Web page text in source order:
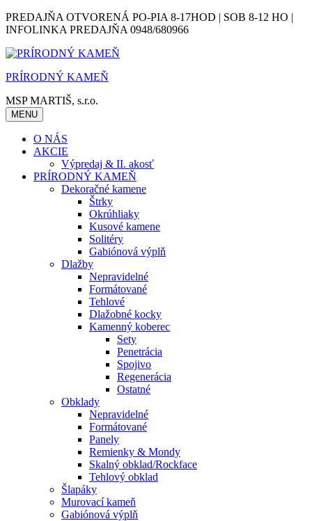
Skip
to
PREDAJŇA OTVORENÁ PO-PIA 8-17HOD | SOB 8-12 HO |
INFOLINKA PREDAJŇA 0948/680966
PRÍRODNÝ KAMEŇ
MSP MARTIŠ, s.r.o.
MENU
O NÁS
AKCIE
Výpredaj & II. akosť
PRÍRODNÝ KAMEŇ
Dekoračné kamene
Štrky
Okrúhliaky
Kusové kamene
Solitéry
Gabiónová výplň
Dlažby
Nepravidelné
Formátované
Tehlové
Dlažobné kocky
Kamenný koberec
Sety
Penetrácia
Spojivo
Regenerácia
Ostatné
Obklady
Nepravidelné
Formátované
Panely
Remienky & Mondy
Skalný obklad/Rockface
Tehlový obklad
Šlapáky
Murovací kameň
Gabiónová výplň